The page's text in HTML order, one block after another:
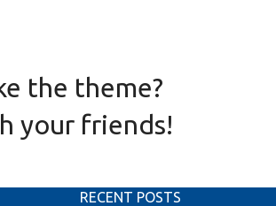
the theme?
your friends!
RECENT POSTS